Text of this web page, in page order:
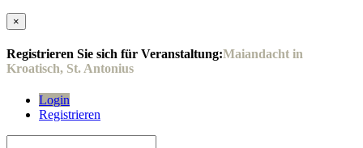
×
Registrieren Sie sich für Veranstaltung:Maiandacht in
Kroatisch, St. Antonius
Login
Registrieren